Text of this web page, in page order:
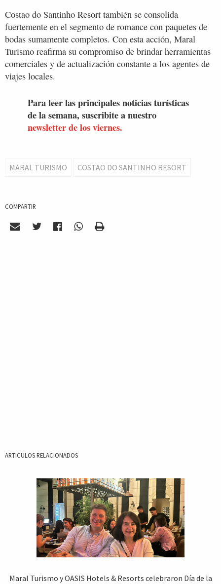
Costao do Santinho Resort también se consolida
fuertemente en el segmento de romance con paquetes de
bodas sumamente completos. Con esta acción, Maral
Turismo reafirma su compromiso de brindar herramientas
comerciales y de actualización constante a los agentes de
viajes locales.
Para leer las principales noticias turísticas
de la semana, suscribite a nuestro
newsletter de los viernes.
MARAL TURISMO COSTAO DO SANTINHO RESORT
COMPARTIR
ARTICULOS RELACIONADOS
Maral Turismo y OASIS Hotels & Resorts celebraron Día de la